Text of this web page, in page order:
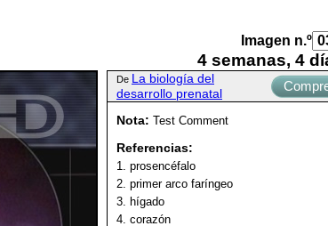
Imagen n.º
4 semanas, 4
De La biología del
desarrollo prenatal
Nota: Test Comment
Referencias:
1. prosencéfalo
2. primer arco faríngeo
3. hígado
4. corazón